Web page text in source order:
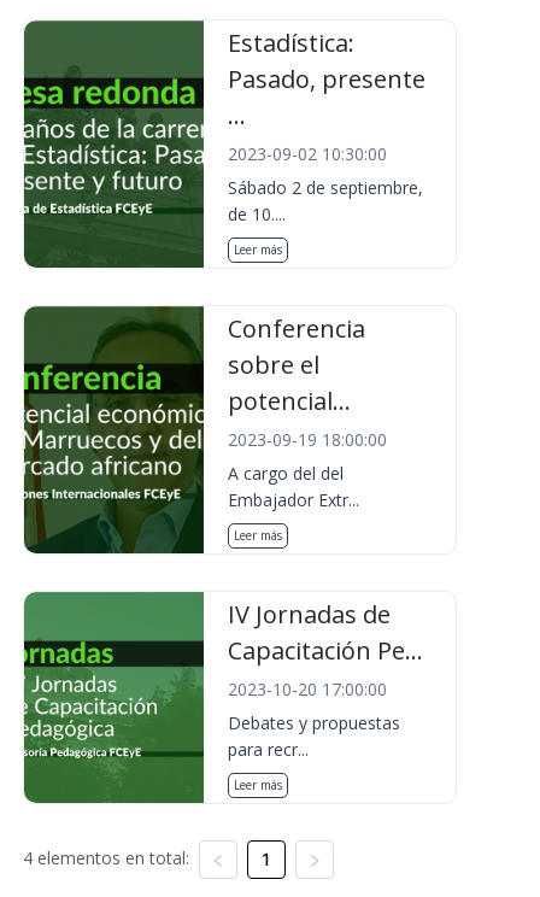
Estadística:
Pasado, presente
...
2023-09-02 10:30:00
Sábado 2 de septiembre,
de 10....
Leer más
Conferencia
sobre el
potencial...
2023-09-19 18:00:00
A cargo del del
Embajador Extr...
Leer más
IV Jornadas de
Capacitación Pe...
2023-10-20 17:00:00
Debates y propuestas
para recr...
Leer más
4 elementos en total: 1